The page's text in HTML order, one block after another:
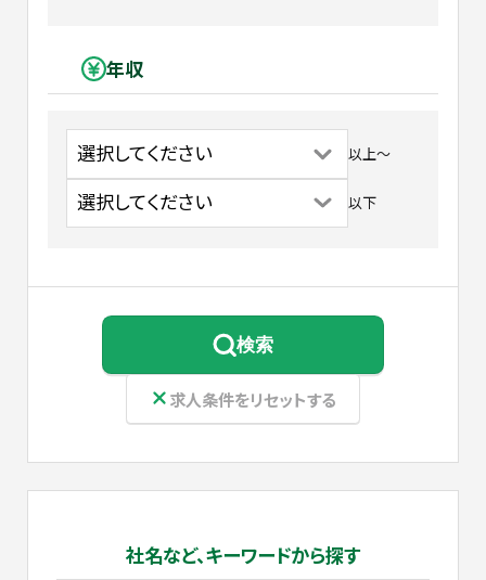
年収
以上〜
以下
検索
求人条件をリセットする
社名など、キーワードから探す